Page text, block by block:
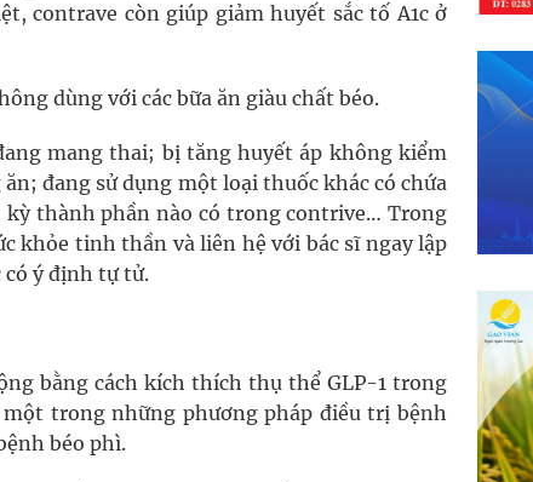
contrave còn giúp giảm huyết sắc tố A1c ở
dùng với các bữa ăn giàu chất béo.
mang thai; bị tăng huyết áp không kiểm
đang sử dụng một loại thuốc khác có chứa
thành phần nào có trong contrive… Trong
khỏe tinh thần và liên hệ với bác sĩ ngay lập
ý định tự tử.
bằng cách kích thích thụ thể GLP-1 trong
trong những phương pháp điều trị bệnh
béo phì.